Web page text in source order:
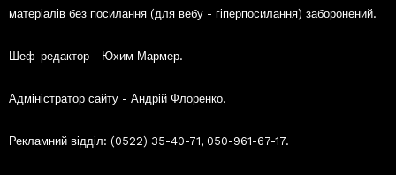
матеріалів без посилання (для вебу - гіперпосилання) заборонений.
Шеф-редактор - Юхим Мармер.
Адміністратор сайту - Андрій Флоренко.
Рекламний відділ: (0522) 35-40-71, 050-961-67-17.